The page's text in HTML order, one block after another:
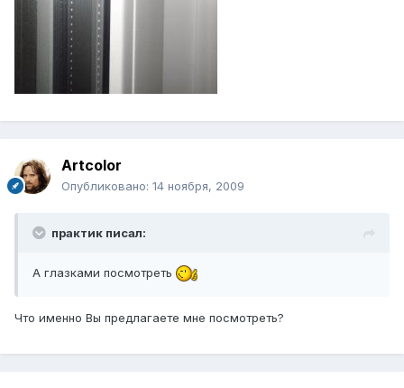
Artcolor
Опубликовано: 14 ноября, 2009
практик писал:
А глазками посмотреть
Что именно Вы предлагаете мне посмотреть?